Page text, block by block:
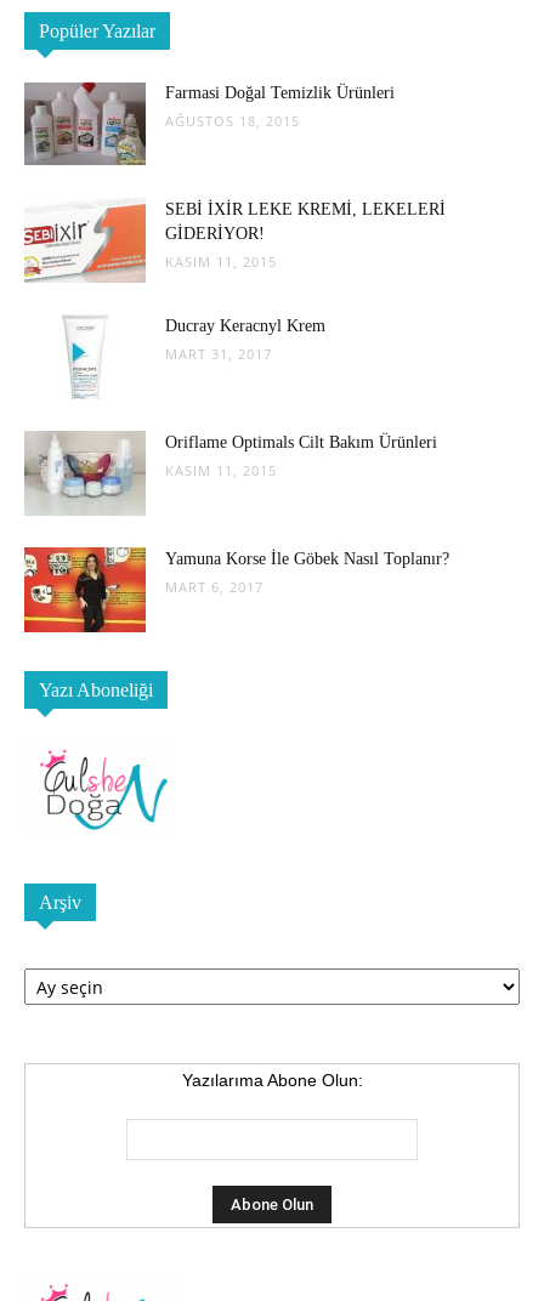
Popüler Yazılar
Farmasi Doğal Temizlik Ürünleri
AĞUSTOS 18, 2015
SEBİ İXİR LEKE KREMİ, LEKELERİ
GİDERİYOR!
KASIM 11, 2015
Ducray Keracnyl Krem
MART 31, 2017
Oriflame Optimals Cilt Bakım Ürünleri
KASIM 11, 2015
Yamuna Korse İle Göbek Nasıl Toplanır?
MART 6, 2017
Yazı Aboneliği
Arşiv
Arşiv
Yazılarıma Abone Olun: